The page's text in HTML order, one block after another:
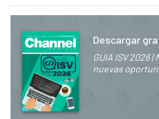
Descargar
GUIA ISV 2026
nuevas